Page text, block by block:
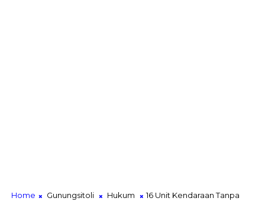
Home Gunungsitoli Hukum
16 Unit Kendaraan Tanpa